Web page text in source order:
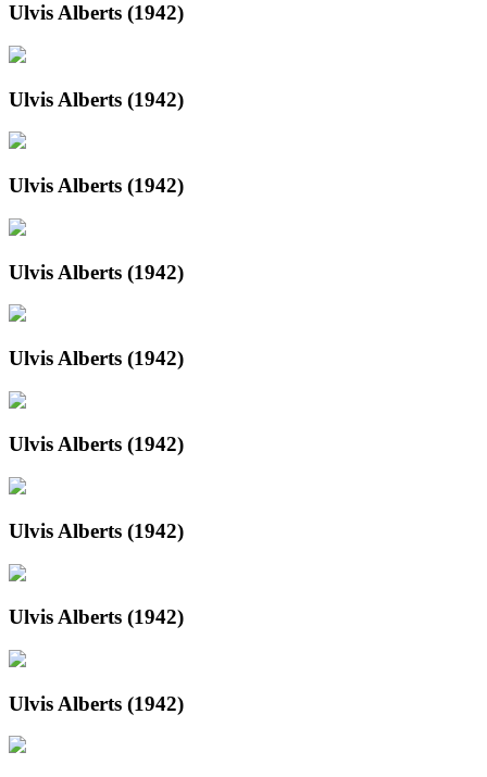
Ulvis Alberts (1942)
Ulvis Alberts (1942)
Ulvis Alberts (1942)
Ulvis Alberts (1942)
Ulvis Alberts (1942)
Ulvis Alberts (1942)
Ulvis Alberts (1942)
Ulvis Alberts (1942)
Ulvis Alberts (1942)